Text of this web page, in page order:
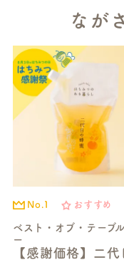
なが
No.1 おすすめ
ベスト・オブ・テーブ
ー
【感謝価格】二代